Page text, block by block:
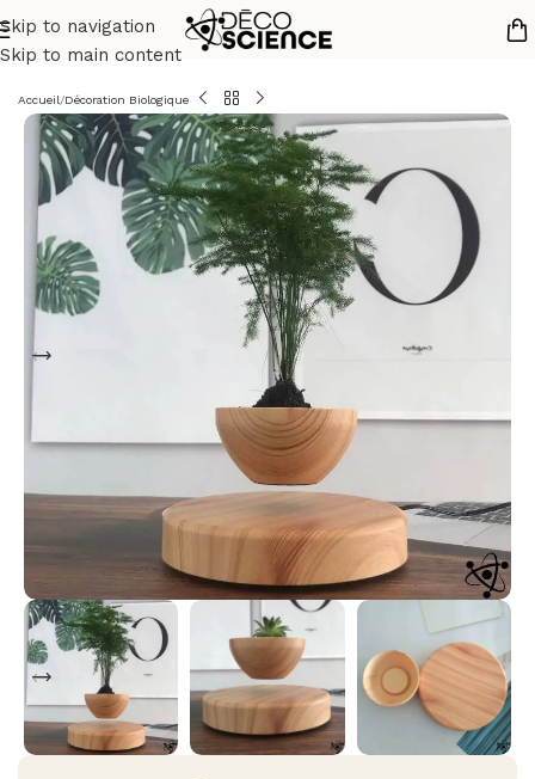
Skip to navigation
Skip to main content
Accueil/Décoration Biologique